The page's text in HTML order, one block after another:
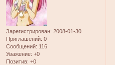
Зарегистрирован: 2008-01-30
Приглашений: 0
Сообщений: 116
Уважение: +0
Позитив: +0